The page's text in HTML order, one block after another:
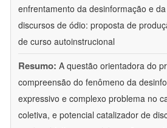
enfrentamento da desinformação e
discursos de ódio: proposta de
de curso autoinstrucional
Resumo: A questão orientadora do
compreensão do fenômeno da
expressivo e complexo problema no
coletiva, e potencial catalizador de